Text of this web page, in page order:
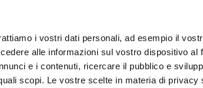
i vostri dati personali, ad esempio il
alle informazioni sul vostro dispositivo al
e i contenuti, ricercare il pubblico e
scopi. Le vostre scelte in materia di privacy
Keep